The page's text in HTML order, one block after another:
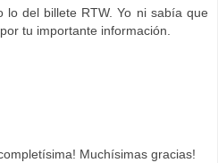
lo del billete RTW. Yo ni sabía que
tu importante información.
Muchísimas gracias!